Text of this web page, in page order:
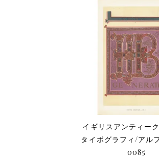
イギリスアンティー
タイポグラフィ/アル
0085